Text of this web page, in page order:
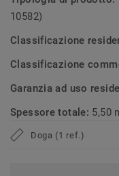
10582)
Classificazione
Classificazione
Garanzia ad uso
Spessore totale: 5,50
Doga (1 ref.)